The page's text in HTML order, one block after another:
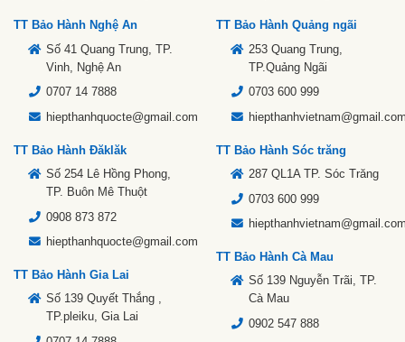
TT Bảo Hành Nghệ An
Số 41 Quang Trung, TP.
Vinh, Nghệ An
0707 14 7888
hiepthanhquocte@gmail.com
TT Bảo Hành Đăklăk
Số 254 Lê Hồng Phong,
TP. Buôn Mê Thuột
0908 873 872
hiepthanhquocte@gmail.com
TT Bảo Hành Gia Lai
Số 139 Quyết Thắng ,
TP.pleiku, Gia Lai
TT Bảo Hành Quảng ngãi
253 Quang Trung,
TP.Quảng Ngãi
0703 600 999
TT Bảo Hành Sóc trăng
287 QL1A TP. Sóc Trăng
0703 600 999
TT Bảo Hành Cà Mau
Số 139 Nguyễn Trãi, TP.
Cà Mau
0902 547 888